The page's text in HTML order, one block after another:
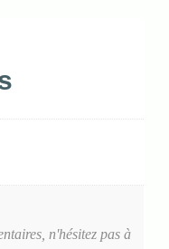
n'hésitez pas à